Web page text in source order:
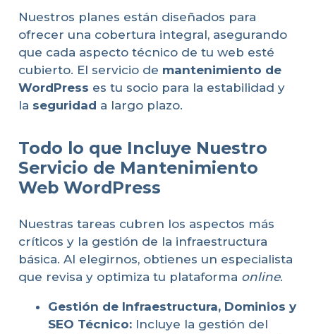
Nuestros planes están diseñados para
ofrecer una cobertura integral, asegurando
que cada aspecto técnico de tu web esté
cubierto. El servicio de mantenimiento de
WordPress es tu socio para la estabilidad y
la seguridad a largo plazo.
Todo lo que Incluye Nuestro
Servicio de Mantenimiento
Web WordPress
Nuestras tareas cubren los aspectos más
críticos y la gestión de la infraestructura
básica. Al elegirnos, obtienes un especialista
que revisa y optimiza tu plataforma online.
Gestión de Infraestructura, Dominios y
SEO Técnico: Incluye la gestión del